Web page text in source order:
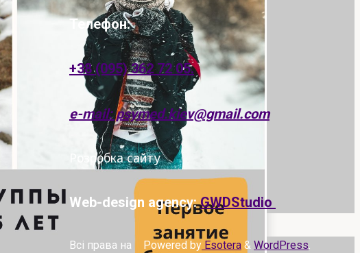
Телефон:
+38 (095) 362 72 05.
e-mail: psymed.kiev@gmail.com
Розробка сайту
Web-design agency:GWDStudio
Powered by Esotera & WordPress.
Всі права на